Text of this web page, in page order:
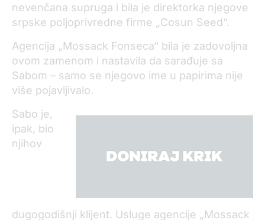
nevenčana supruga i bila je direktorka njegove
srpske poljoprivredne firme „Cosun Seed“.
Agencija „Mossack Fonseca“ bila je zadovoljna
ovom zamenom i nastavila da sarađuje sa
Sabom – samo se njegovo ime u papirima nije
više pojavljivalo.
Sabo je,
ipak, bio
njihov
dugogodišnji klijent. Usluge agencije „Mossack